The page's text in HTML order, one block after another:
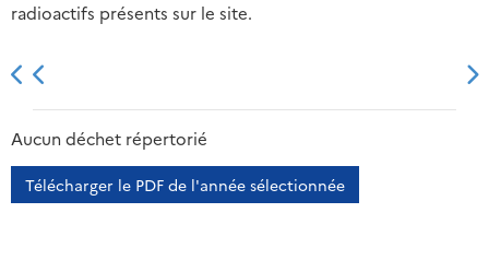
radioactifs présents sur le site.
2013 2014
Aucun déchet répertorié
Télécharger le PDF de l'année sélectionnée